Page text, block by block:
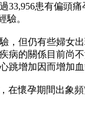
33,956患有偏頭痛
驗。
，但仍有些婦女
病的關係目前尚
跳增加因而增加血
在懷孕期間出象